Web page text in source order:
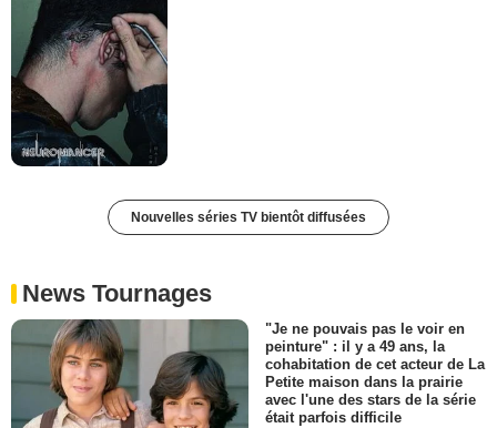
Nouvelles séries TV bientôt diffusées
News Tournages
"Je ne pouvais pas le voir en
peinture" : il y a 49 ans, la
cohabitation de cet acteur de La
Petite maison dans la prairie
avec l'une des stars de la série
était parfois difficile